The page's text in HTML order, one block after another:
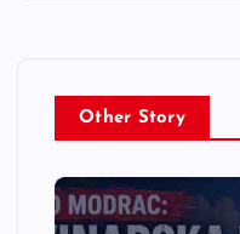
Other Story